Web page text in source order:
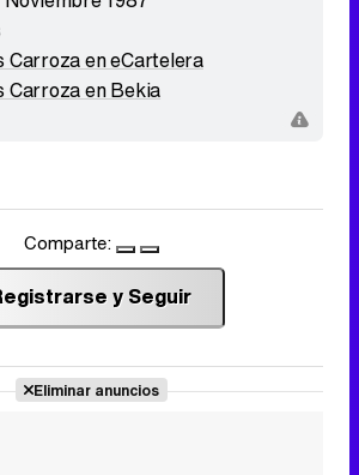
Carroza en eCartelera
Carroza en Bekia
Comparte:
y Seguir
Eliminar anuncios